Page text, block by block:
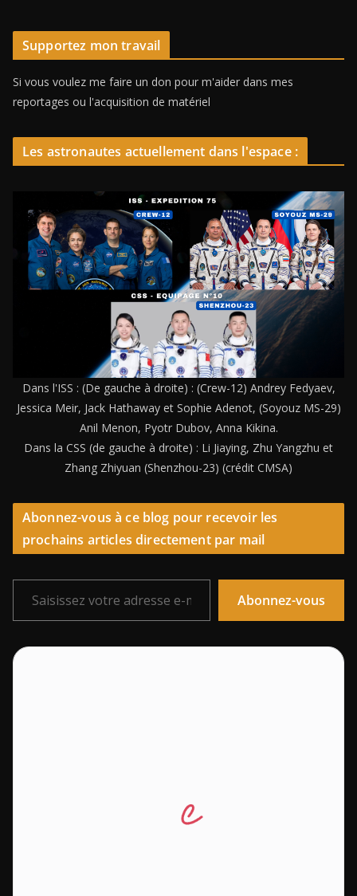
Supportez mon travail
Si vous voulez me faire un don pour m'aider dans mes
reportages ou l'acquisition de matériel
Les astronautes actuellement dans l'espace :
Dans l'ISS : (De gauche à droite) : (Crew-12) Andrey Fedyaev,
Jessica Meir, Jack Hathaway et Sophie Adenot, (Soyouz MS-29)
Anil Menon, Pyotr Dubov, Anna Kikina.
Dans la CSS (de gauche à droite) : Li Jiaying, Zhu Yangzhu et
Zhang Zhiyuan (Shenzhou-23) (crédit CMSA)
Abonnez-vous à ce blog pour recevoir les
prochains articles directement par mail
Saisissez votre adresse e-mail…
Abonnez-vous